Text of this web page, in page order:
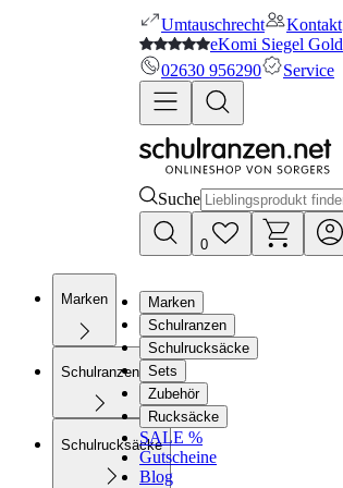
Umtauschrecht
Kontakt
eKomi Siegel Gold
02630 956290
Service
Suche
0
Marken
Schulranzen
Schulrucksäcke
Marken
Schulranzen
Schulrucksäcke
Sets
Zubehör
Rucksäcke
SALE %
Gutscheine
Blog